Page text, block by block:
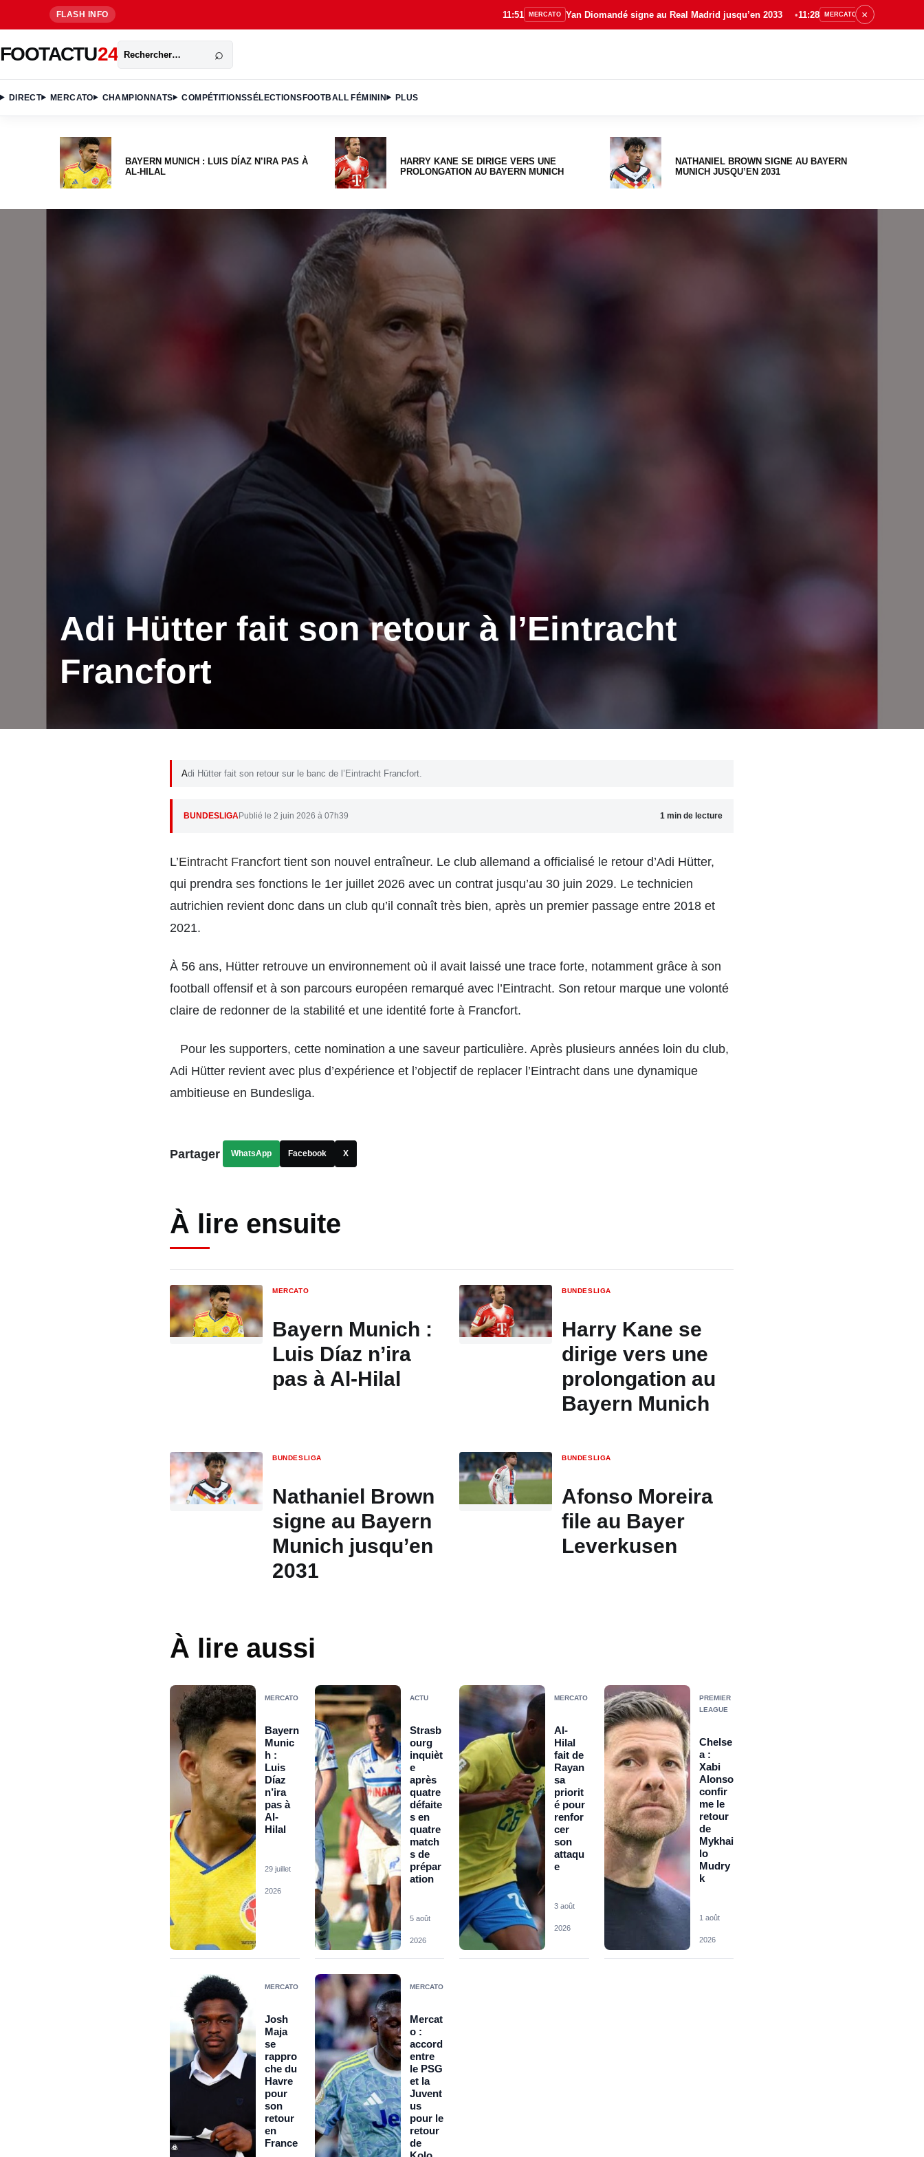
FLASH INFO Yan Diomandé signe au Real Madrid jusqu’en 2033 11:28 MERCATO Ajax finalise l’arrivée de Jofre Torrents en
×
FOOTACTU24 Rechercher ⌕
DIRECT MERCATO CHAMPIONNATS COMPÉTITIONSSÉLECTIONSFOOTBALL FÉMININ PLUS
BAYERN MUNICH : LUIS DÍAZ N’IRA PAS À
AL-HILAL
HARRY KANE SE DIRIGE VERS UNE
PROLONGATION AU BAYERN MUNICH
NATHANIEL BROWN SIGNE AU BAYERN
MUNICH JUSQU’EN 2031
Adi Hütter fait son retour à l’Eintracht
Francfort
Adi Hütter fait son retour sur le banc de l’Eintracht Francfort.
BUNDESLIGAPublié le 2 juin 2026 à 07h39 1 min de lecture
L’Eintracht Francfort tient son nouvel entraîneur. Le club allemand a officialisé le retour d’Adi Hütter,
qui prendra ses fonctions le 1er juillet 2026 avec un contrat jusqu’au 30 juin 2029. Le technicien
autrichien revient donc dans un club qu’il connaît très bien, après un premier passage entre 2018 et
2021.
À 56 ans, Hütter retrouve un environnement où il avait laissé une trace forte, notamment grâce à son
football offensif et à son parcours européen remarqué avec l’Eintracht. Son retour marque une volonté
claire de redonner de la stabilité et une identité forte à Francfort.
Pour les supporters, cette nomination a une saveur particulière. Après plusieurs années loin du club,
Adi Hütter revient avec plus d’expérience et l’objectif de replacer l’Eintracht dans une dynamique
ambitieuse en Bundesliga.
Partager WhatsApp Facebook X
À lire ensuite
MERCATO
Bayern Munich :
Luis Díaz n’ira
pas à Al-Hilal
BUNDESLIGA
Harry Kane se
dirige vers une
prolongation au
Bayern Munich
BUNDESLIGA
Nathaniel Brown
signe au Bayern
Munich jusqu’en
2031
BUNDESLIGA
Afonso Moreira
file au Bayer
Leverkusen
À lire aussi
MERCATO
Bayern
Munic
h :
Luis
Díaz
n’ira
pas à
Al-
Hilal
29 juillet
2026
ACTU
Strasb
ourg
inquièt
e
après
quatre
défaite
s en
quatre
match
s de
prépar
ation
5 août
2026
MERCATO
Al-
Hilal
fait de
Rayan
sa
priorit
é pour
renfor
cer
son
attaqu
e
3 août
2026
PREMIER
LEAGUE
Chelse
a :
Xabi
Alonso
confir
me le
retour
de
Mykhai
lo
Mudry
k
1 août
2026
MERCATO
Josh
Maja
se
rappro
che du
Havre
pour
son
retour
en
France
MERCATO
Mercat
o :
accord
entre
le PSG
et la
Juvent
us
pour le
retour
de